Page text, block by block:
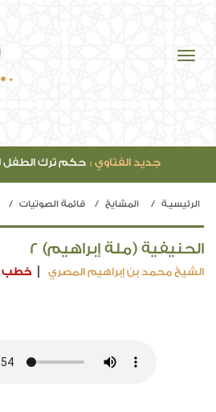
جديد الفتاوي : حكم ترك الطفل
الرئيسيـة المشايخ قائمة الصوتيات
الحنيفية (ملة إبراهيم) 2
الشيخ محمد بن إبراهيم المصري خطب